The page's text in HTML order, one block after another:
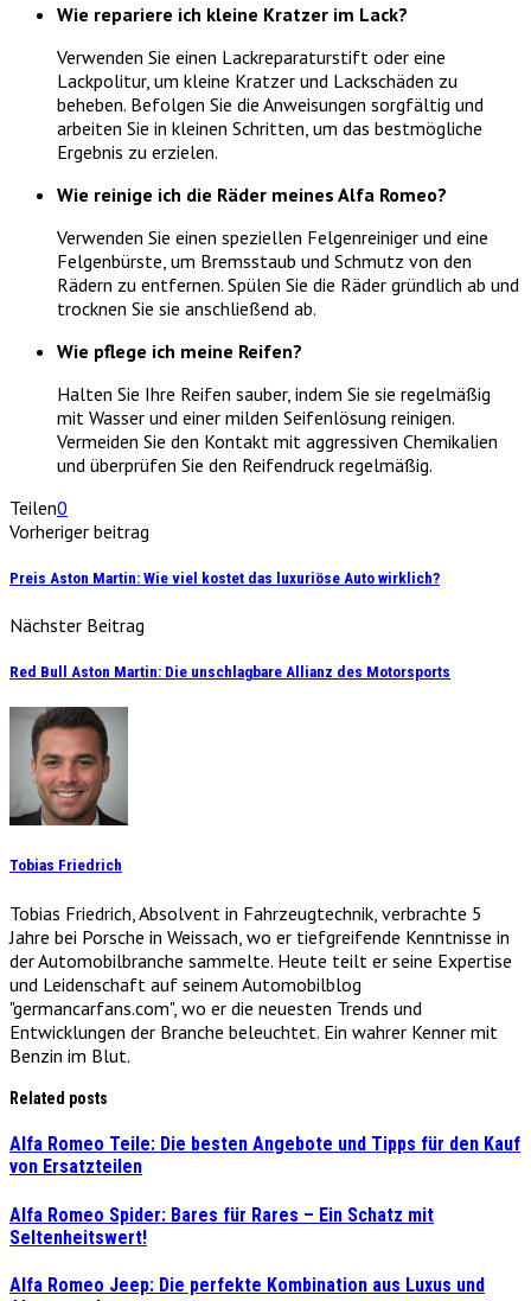
Wie repariere ich kleine Kratzer im Lack?
Verwenden Sie einen Lackreparaturstift oder eine
Lackpolitur, um kleine Kratzer und Lackschäden zu
beheben. Befolgen Sie die Anweisungen sorgfältig und
arbeiten Sie in kleinen Schritten, um das bestmögliche
Ergebnis zu erzielen.
Wie reinige ich die Räder meines Alfa Romeo?
Verwenden Sie einen speziellen Felgenreiniger und eine
Felgenbürste, um Bremsstaub und Schmutz von den
Rädern zu entfernen. Spülen Sie die Räder gründlich ab und
trocknen Sie sie anschließend ab.
Wie pflege ich meine Reifen?
Halten Sie Ihre Reifen sauber, indem Sie sie regelmäßig
mit Wasser und einer milden Seifenlösung reinigen.
Vermeiden Sie den Kontakt mit aggressiven Chemikalien
und überprüfen Sie den Reifendruck regelmäßig.
Teilen0
Vorheriger beitrag
Preis Aston Martin: Wie viel kostet das luxuriöse Auto wirklich?
Nächster Beitrag
Red Bull Aston Martin: Die unschlagbare Allianz des Motorsports
Tobias Friedrich
Tobias Friedrich, Absolvent in Fahrzeugtechnik, verbrachte 5
Jahre bei Porsche in Weissach, wo er tiefgreifende Kenntnisse in
der Automobilbranche sammelte. Heute teilt er seine Expertise
und Leidenschaft auf seinem Automobilblog
"germancarfans.com", wo er die neuesten Trends und
Entwicklungen der Branche beleuchtet. Ein wahrer Kenner mit
Benzin im Blut.
Related posts
Alfa Romeo Teile: Die besten Angebote und Tipps für den Kauf
von Ersatzteilen
Alfa Romeo Spider: Bares für Rares – Ein Schatz mit
Seltenheitswert!
Alfa Romeo Jeep: Die perfekte Kombination aus Luxus und